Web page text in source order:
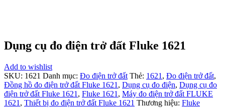
Dụng cụ đo điện trở đất Fluke 1621
Add to wishlist
SKU: 1621 Danh mục: Đo điện trở đất Thẻ: 1621 , Đo điện trở đất,
Đồng hồ đo điện trở đất Fluke 1621 , Dụng cụ đo điện, Dụng cụ đo
điện trở đất Fluke 1621 , Fluke 1621 , Máy đo điện trở đất FLUKE
1621 , Thiết bị đo điện trở đất Fluke 1621 Thương hiệu: Fluke